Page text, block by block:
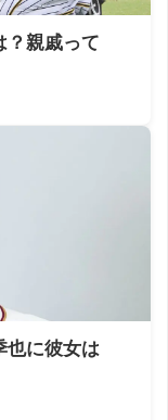
？親戚って
也に彼女は